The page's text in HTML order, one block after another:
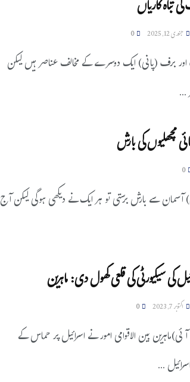
تباہ کاریاں
جنوری 12, 2025 0
برف (پانی) ایک دوسرے کے مخالف عناصر ہیں لیکن
مچھلیوں کی بارش
0
آئی) آسمان سے بارش برستی تو ہر ایک نے دیکھی ہوگی لیکن آج
کی سیکیورٹی کی قلعی کھول دی: ماہرین
اکتوبر 7, 2023 0
این آئی)ماہرین بین الاقوامی امور نے اسرائیل پر حماس کے
...